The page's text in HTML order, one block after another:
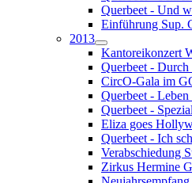
Querbeet - Und
Einführung Sup.
2013
Kantoreikonzert
Querbeet -
CircO-Gala im
Querbeet -
Querbeet -
Eliza goes
Querbeet - Ich
Verabschiedung
Zirkus Hermine